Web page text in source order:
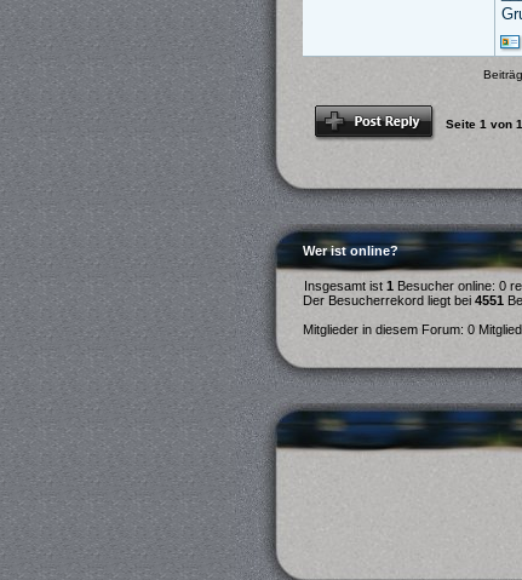
Antwort schreiben
Seite 1 von 1
Wer ist online?
Insgesamt ist 1 Besucher online: 0
Der Besucherrekord liegt bei 4551
Mitglieder in diesem Forum: 0